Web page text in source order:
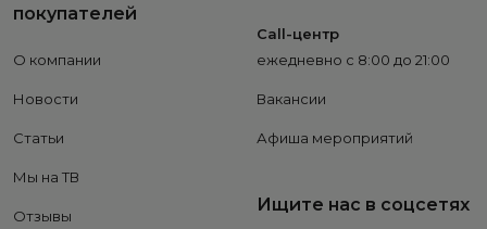
покупателей
О компании
Новости
Статьи
Мы на ТВ
Отзывы
Call-центр
ежедневно с 8:00 до 21:00
Вакансии
Афиша мероприятий
Ищите нас в соцсетях